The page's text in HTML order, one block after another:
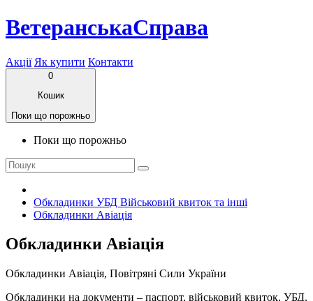
ВетеранськаСправа
Акції Як купити Контакти
0
Кошик
Поки що порожньо
Поки що порожньо
Обкладинки УБД Військовий квиток та інші
Обкладинки Авіація
Обкладинки Авіація
Обкладинки Авіація, Повітряні Сили України
Обкладинки на документи – паспорт, військовий квиток, УБД,